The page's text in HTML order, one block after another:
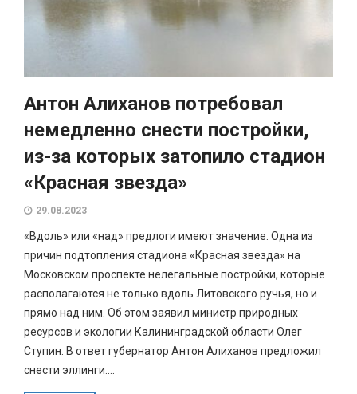
Антон Алиханов потребовал
немедленно снести постройки,
из-за которых затопило стадион
«Красная звезда»
29.08.2023
«Вдоль» или «над» предлоги имеют значение. Одна из
причин подтопления стадиона «Красная звезда» на
Московском проспекте нелегальные постройки, которые
располагаются не только вдоль Литовского ручья, но и
прямо над ним. Об этом заявил министр природных
ресурсов и экологии Калининградской области Олег
Ступин. В ответ губернатор Антон Алиханов предложил
снести эллинги....